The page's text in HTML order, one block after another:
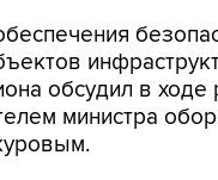
обсудил в ходе
министра